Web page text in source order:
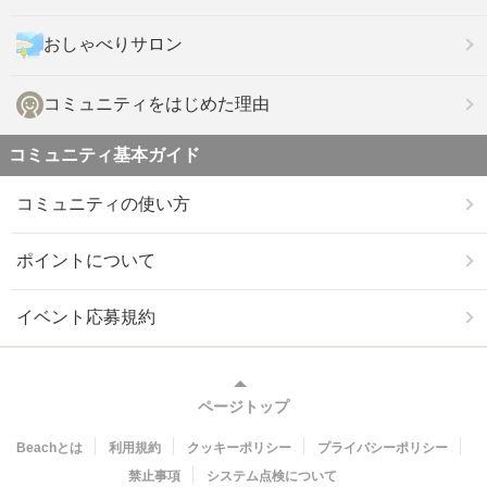
おしゃべりサロン
コミュニティをはじめた理由
コミュニティ基本ガイド
コミュニティの使い方
ポイントについて
イベント応募規約
ページトップ
Beachとは 利用規約 クッキーポリシー
プライバシーポリシー
禁止事項
システム点検について